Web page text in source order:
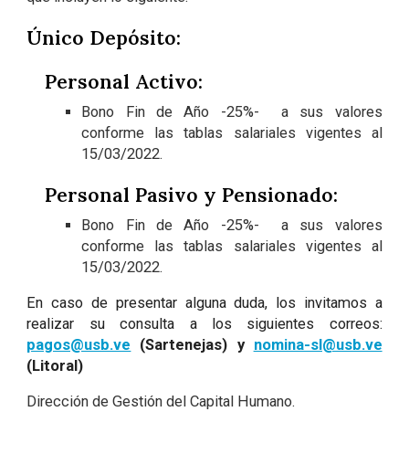
Único Depósito:
Personal Activo:
Bono Fin de Año -25%- a sus valores
conforme las tablas salariales vigentes al
15/03/2022.
Personal Pasivo y Pensionado:
Bono Fin de Año -25%- a sus valores
conforme las tablas salariales vigentes al
15/03/2022.
En caso de presentar alguna duda, los invitamos a
realizar su consulta a los siguientes correos:
pagos@usb.ve (Sartenejas) y nomina-sl@usb.ve
(Litoral)
Dirección de Gestión del Capital Humano.